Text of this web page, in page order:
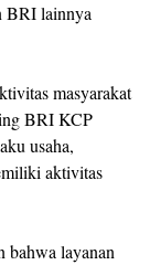
BRI lainnya
masyarakat
BRI KCP
usaha,
aktivitas
bahwa layanan